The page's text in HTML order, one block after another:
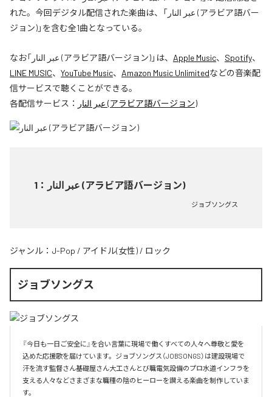
れた。今回デジタル配信された楽曲は、「عبر النار (アラビア語バー
ジョン)」を含む全1曲となっている。
なお「 عبر النار (アラビア語バージョン)」は、 Apple Music、 Spotify、
LINE MUSIC、 YouTube Music、 Amazon Music Unlimitedなどの音楽配
信サービスで聴くことができる。
各配信サービス：
عبر النار (アラビア語バージョン)
1 ： عبر النار (アラビア語バージョン)
ジョブソングス
ジャンル： J-Pop / アイドル(女性) / ロック
ジョブソングス
『今日も一日ご安全に』を合い言葉に現場で働くすべての人々へ尊敬と愛を
込めた応援歌を届けています。ジョブソングス（JOBSONGS）は建設現場で
汗を流す監督さん基礎屋さん大工さんとび職電気設備のプロ水道インフラを
支える人々などさまざまな職種の陰のヒーローを讃える楽曲を制作していま
す。